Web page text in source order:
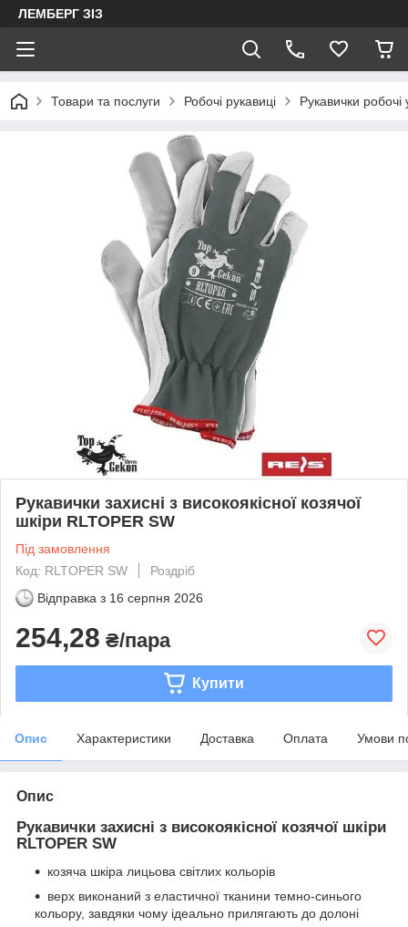
ЛЕМБЕРГ ЗІЗ
Товари та послуги Робочі рукавиці Рукавички робочі
Рукавички захисні з високоякісної козячої
шкіри RLTOPER SW
Під замовлення
Код: RLTOPER SW
Роздріб
Відправка з 16 серпня 2026
254,28 ₴/пара
Купити
Опис Характеристики Доставка Оплата Умови
Опис
Рукавички захисні з високоякісної козячої шкіри
RLTOPER SW
козяча шкіра лицьова світлих кольорів
верх виконаний з еластичної тканини темно-синього
кольору, завдяки чому ідеально прилягають до долоні